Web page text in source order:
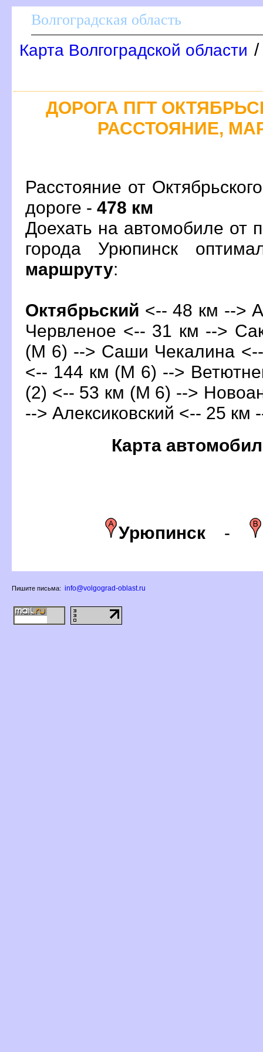
олгоградская область
Карта Волгоградской области /
ДОРОГА ПГТ
РАССТОЯНИЕ,
Расстояние от
дороге - 478 км
Доехать на автомобиле от
орода Урюпинск
маршруту:
Октябрьский <-- 48 км -->
Червленое <-- 31 км -->
(М 6) --> Саши Чекалина
<-- 144 км (М 6) -->
(2) <-- 53 км (М 6) -->
--> Алексиковский <-- 25 км
Карта
Урюпинск -
Пишите письма: info@volgograd-oblast.ru